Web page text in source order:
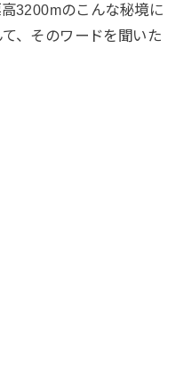
3200mのこんな秘境に
、そのワードを聞いた